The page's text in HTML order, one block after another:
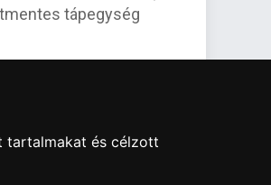
tartalmakat és célzott
tápegység